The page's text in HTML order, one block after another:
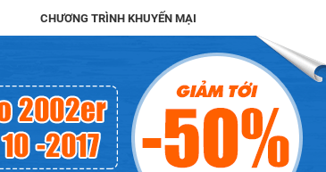
CHƯƠNG TRÌNH KHUYẾN MẠI